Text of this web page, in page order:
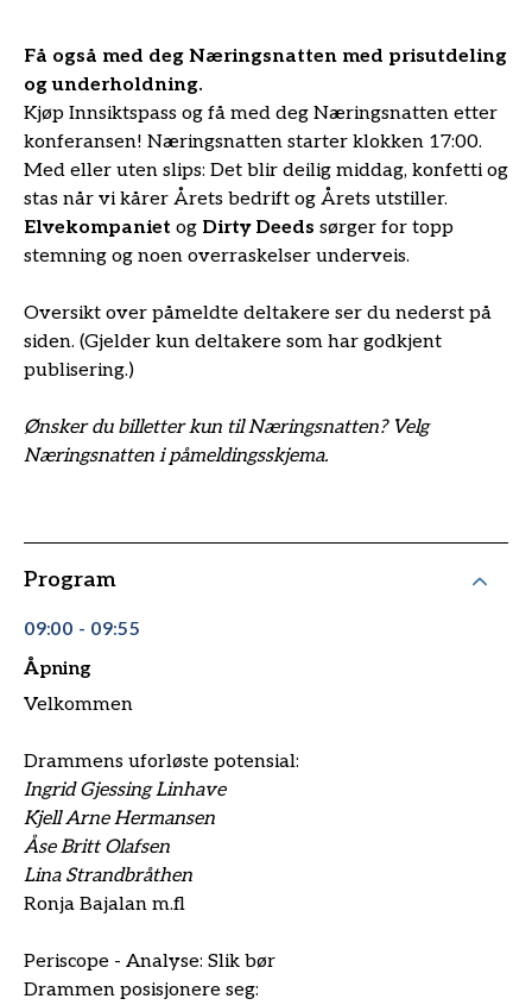
Få også med deg Næringsnatten med prisutdeling
og underholdning.
Kjøp Innsiktspass og få med deg Næringsnatten etter
konferansen! Næringsnatten starter klokken 17:00.
Med eller uten slips: Det blir deilig middag, konfetti og
stas når vi kårer Årets bedrift og Årets utstiller.
Elvekompaniet og Dirty Deeds sørger for topp
stemning og noen overraskelser underveis.
Oversikt over påmeldte deltakere ser du nederst på
siden. (Gjelder kun deltakere som har godkjent
publisering.)
Ønsker du billetter kun til Næringsnatten? Velg
Næringsnatten i påmeldingsskjema.
Program
09:00 - 09:55
Åpning
Velkommen
Drammens uforløste potensial:
Ingrid Gjessing Linhave
Kjell Arne Hermansen
Åse Britt Olafsen
Lina Strandbråthen
Ronja Bajalan m.fl
Periscope - Analyse: Slik bør
Drammen posisjonere seg: